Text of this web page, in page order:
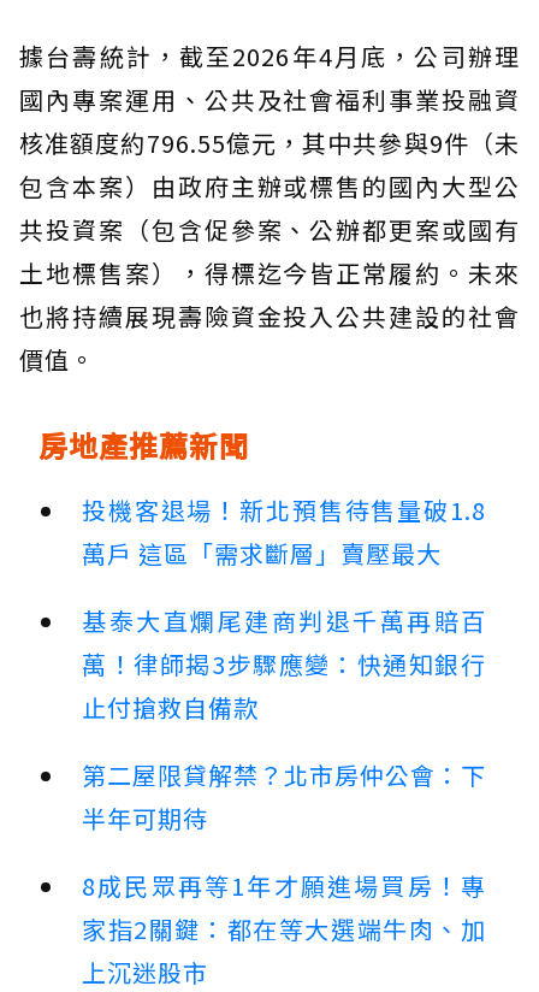
據台壽統計，截至2026年4月底，公司辦理
國內專案運用、公共及社會福利事業投融資
核准額度約796.55億元，其中共參與9件（未
包含本案）由政府主辦或標售的國內大型公
共投資案（包含促參案、公辦都更案或國有
土地標售案），得標迄今皆正常履約。未來
也將持續展現壽險資金投入公共建設的社會
價值。
房地產推薦新聞
投機客退場！新北預售待售量破1.8
萬戶 這區「需求斷層」賣壓最大
基泰大直爛尾建商判退千萬再賠百
萬！律師揭3步驟應變：快通知銀行
止付搶救自備款
第二屋限貸解禁？北市房仲公會：下
半年可期待
8成民眾再等1年才願進場買房！專
家指2關鍵：都在等大選端牛肉、加
上沉迷股市